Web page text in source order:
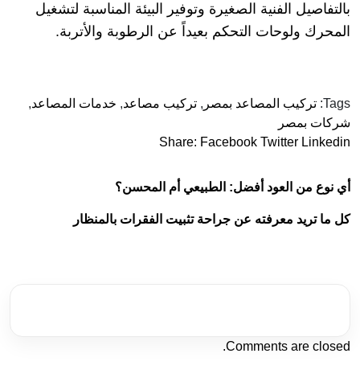
بالتفاصيل الفنية الصغيرة وتوفير البيئة المناسبة لتشغيل
المحرك ولوحات التحكم بعيداً عن الرطوبة والأتربة.
Tags: تركيب المصاعد بمصر , تركيب مصاعد, خدمات المصاعد,
شركات بمصر
Share: Facebook Twitter Linkedin
أي نوع من العود أفضل: الطبيعي أم المحسن؟
كل ما تريد معرفته عن جراحة تثبيت الفقرات بالمنظار
Comments are closed.